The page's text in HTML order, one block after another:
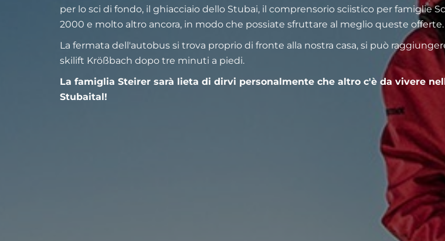
per lo sci di fondo, il ghiacciaio dello Stubai, il comprensorio sciistico per famiglie
2000 e molto altro ancora, in modo che possiate sfruttare al meglio queste offerte.
La fermata dell'autobus si trova proprio di fronte alla nostra casa, si può
skilift Krößbach dopo tre minuti a piedi.
La famiglia Steirer sarà lieta di dirvi personalmente che altro c'è da vivere
Stubaital!